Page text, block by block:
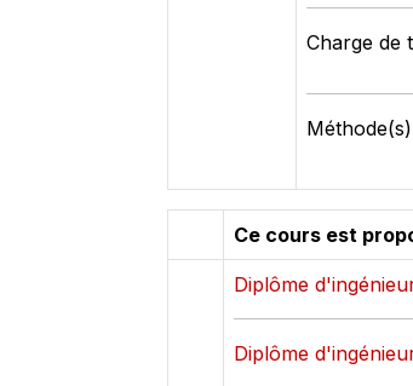
Charge de
Ce cours est
Diplôme
Diplôme